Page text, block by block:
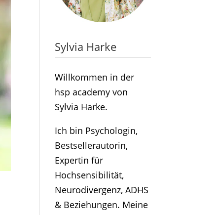
Sylvia Harke
Willkommen in der
hsp academy von
Sylvia Harke.
Ich bin Psychologin,
Bestsellerautorin,
Expertin für
Hochsensibilität,
Neurodivergenz, ADHS
& Beziehungen. Meine